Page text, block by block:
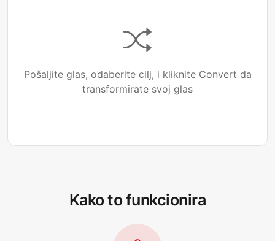
Pošaljite glas, odaberite cilj, i kliknite Convert da
transformirate svoj glas
Kako to funkcionira